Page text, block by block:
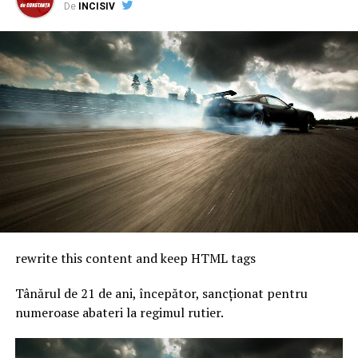
De
INCISIV
rewrite this content and keep HTML tags
Tânărul de 21 de ani, începător, sancționat pentru
numeroase abateri la regimul rutier.